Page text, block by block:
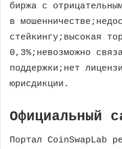
биржа с
в
стейкингу;высокая
0,3%;невозможно
поддержки;нет
юрисдикции.
Официальный
Портал CoinSwapLab